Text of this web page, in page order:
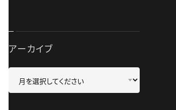
アーカイブ